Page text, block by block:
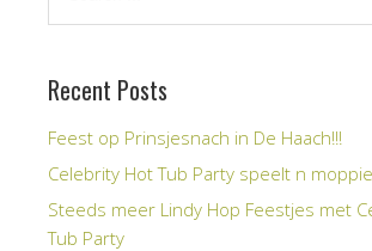
Recent Posts
Feest op Prinsjesnach in De Haach!!!
Celebrity Hot Tub Party speelt n
Steeds meer Lindy Hop Feestjes met
Tub Party